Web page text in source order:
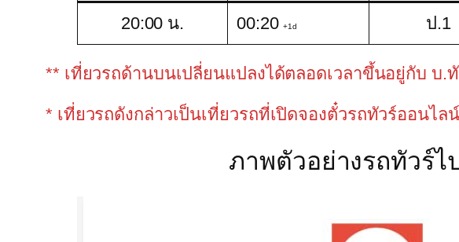
20:00 น. 00:20+1d ป.1
** เที่ยวรถด้านบนเปลี่ยนแปลงได้ตลอดเวลาขึ้นอยู่กับ บ.
* เที่ยวรถดังกล่าวเป็นเที่ยวรถที่เปิดจองตั๋วรถทัวร์ออนไ
ภาพตัวอย่างรถทัวร์ไ